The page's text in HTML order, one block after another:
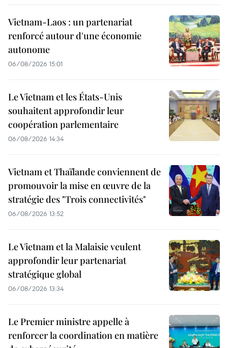
Vietnam-Laos : un partenariat
renforcé autour d'une économie
autonome
06/08/2026 15:01
Le Vietnam et les États-Unis
souhaitent approfondir leur
coopération parlementaire
06/08/2026 14:34
Vietnam et Thaïlande conviennent de
promouvoir la mise en œuvre de la
stratégie des "Trois connectivités"
06/08/2026 13:52
Le Vietnam et la Malaisie veulent
approfondir leur partenariat
stratégique global
06/08/2026 13:34
Le Premier ministre appelle à
renforcer la coordination en matière